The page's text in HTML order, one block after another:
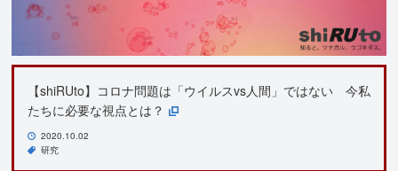
【shiRUto】コロナ問題は「ウイルスvs人間」ではない 今私
たちに必要な視点とは？
2020.10.02
研究